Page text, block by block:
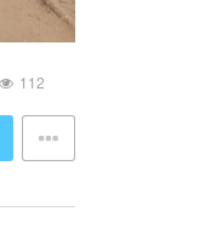
112